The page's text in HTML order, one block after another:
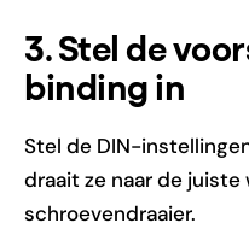
3. Stel de
binding in
Stel de DIN-
draait ze naar de juiste
schroevendraaier.